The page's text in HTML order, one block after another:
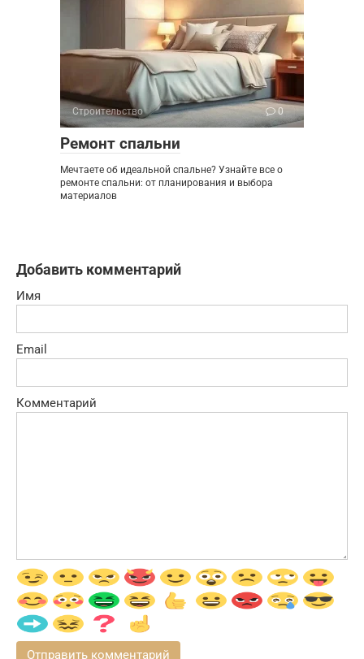
Строительство 0
Ремонт спальни
Мечтаете об идеальной спальне? Узнайте все о
ремонте спальни: от планирования и выбора
материалов
Добавить комментарий
Имя
Email
Комментарий